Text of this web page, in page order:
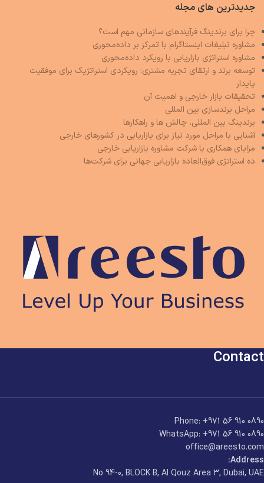
جدیدترین های مجله
چرا برای برندینگ فرآیندهای سازمانی مهم است؟
مشاوره تبلیغات اینستاگرام با تمرکز بر داده‌محوری
مشاوره استراتژی بازاریابی با رویکرد داده‌محوری
توسعه برند و ارتقای تجربه مشتری: رویکردی استراتژیک برای موفقیت
پایدار
تحقیقات بازار خارجی و اهمیت آن
مراحل برندسازی بین المللی
برندینگ بین المللی، چالش ها و راهکارها
آشنایی با مراحل مورد نیاز برای بازاریابی در کشورهای خارجی
مزایای همکاری با شرکت مشاوره بازاریابی خارجی
ده استراتژی فوق‌العاده بازاریابی جهانی برای شرکت‌ها
Contact
Phone: +971 56 910 0890
WhatsApp: +971 56 910 0890
office@areesto.com
Address:
No 94-0, BLOCK B, Al Qouz Area 3, Dubai, UAE